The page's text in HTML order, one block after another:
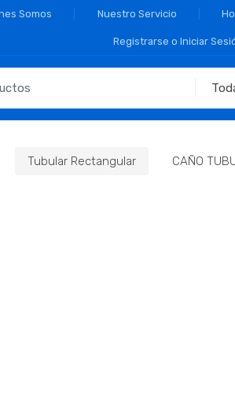
Somos Nuestro Servicio
Registrarse o Iniciar
Tubular Rectangular CAÑO